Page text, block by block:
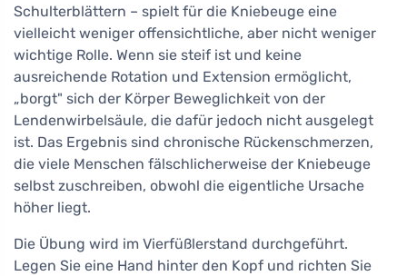
Schulterblättern – spielt für die Kniebeuge eine
vielleicht weniger offensichtliche, aber nicht weniger
wichtige Rolle. Wenn sie steif ist und keine
ausreichende Rotation und Extension ermöglicht,
„borgt" sich der Körper Beweglichkeit von der
Lendenwirbelsäule, die dafür jedoch nicht ausgelegt
ist. Das Ergebnis sind chronische Rückenschmerzen,
die viele Menschen fälschlicherweise der Kniebeuge
selbst zuschreiben, obwohl die eigentliche Ursache
höher liegt.
Die Übung wird im Vierfüßlerstand durchgeführt.
Legen Sie eine Hand hinter den Kopf und richten Sie